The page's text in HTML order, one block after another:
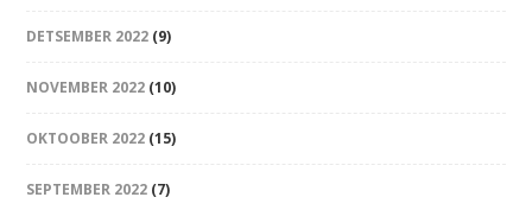
DETSEMBER 2022 (9)
NOVEMBER 2022 (10)
OKTOOBER 2022 (15)
SEPTEMBER 2022 (7)